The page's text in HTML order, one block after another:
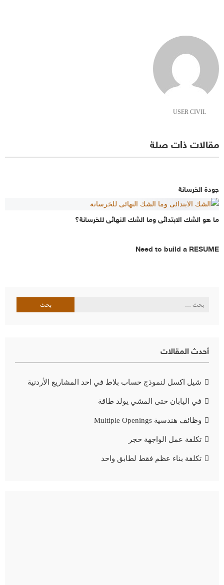
USER CIVIL
مقالات ذات صلة
جودة الخرسانة
ما هو الشك الابتدائى وما الشك النهائى للخرسانة؟
Need to build a RESUME
البحث
أحدث المقالات
شيل اكسل لنموذج حساب بلاط في احد المشاريع الأردنية
في اليابان حتى المشي يولد طاقة
وظائف هندسية Multiple Openings
تكلفة عمل الواجهة حجر
تكلفة بناء عظم فقط لطابق واحد